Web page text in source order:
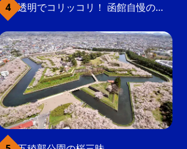
透明でコリッコリ！ 函館自慢のいかをどうぞ